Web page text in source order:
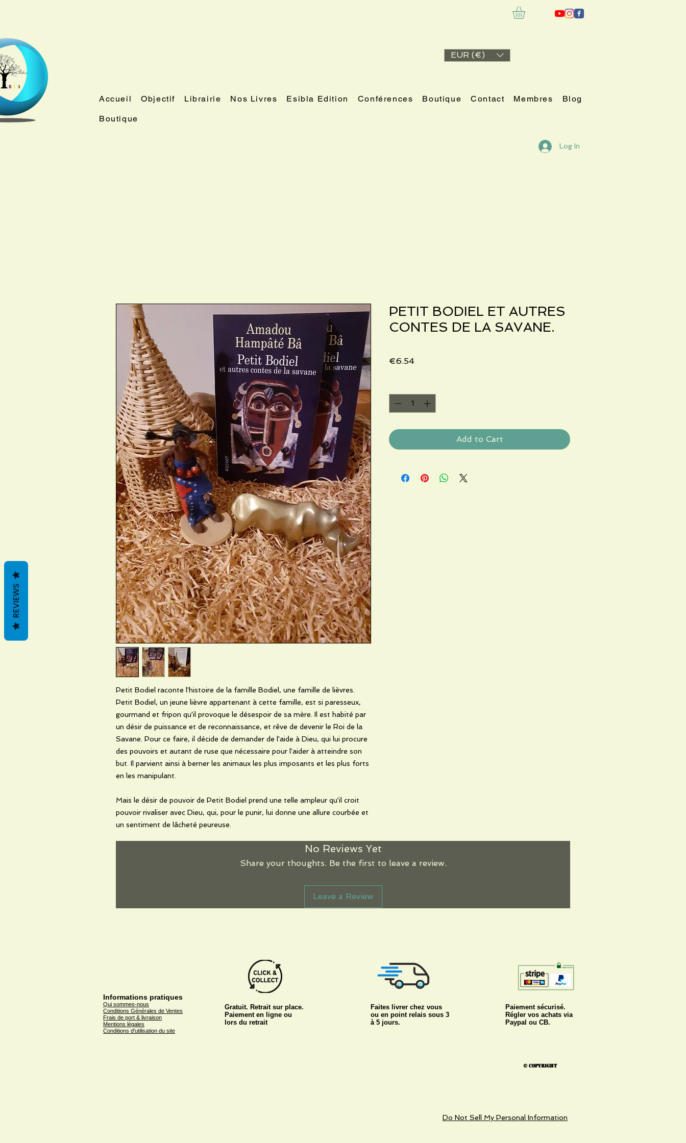
EUR (€)
Accueil Objectif Librairie Nos Livres Esibla Edition Conférences Boutique Contact Membres Blog
Boutique
Log In
Petit Bodiel raconte l'histoire de la famille Bodiel, une famille de lièvres.
Petit Bodiel, un jeune lièvre appartenant à cette famille, est si paresseux,
gourmand et fripon qu'il provoque le désespoir de sa mère. Il est habité par
un désir de puissance et de reconnaissance, et rêve de devenir le Roi de la
Savane. Pour ce faire, il décide de demander de l'aide à Dieu, qui lui procure
des pouvoirs et autant de ruse que nécessaire pour l'aider à atteindre son
but. Il parvient ainsi à berner les animaux les plus imposants et les plus forts
en les manipulant.
Mais le désir de pouvoir de Petit Bodiel prend une telle ampleur qu'il croit
pouvoir rivaliser avec Dieu, qui, pour le punir, lui donne une allure courbée et
un sentiment de lâcheté peureuse.
PETIT BODIEL ET AUTRES
CONTES DE LA SAVANE.
€6.54Price
Add to Cart
No Reviews Yet
Share your thoughts. Be the first to leave a review.
Leave a Review
Informations pratiques
Qui sommes-nous
Conditions Générales de Ventes
Frais de port & livraison
Mentions légales
Conditions d'utilisation du site
Gratuit. Retrait sur place.
Paiement en ligne ou
lors du retrait
Faites livrer chez vous
ou en point relais sous 3
à 5 jours.
Paiement sécurisé.
Régler vos achats via
Paypal ou CB.
© Copyright
Do Not Sell My Personal Information
REVIEWS